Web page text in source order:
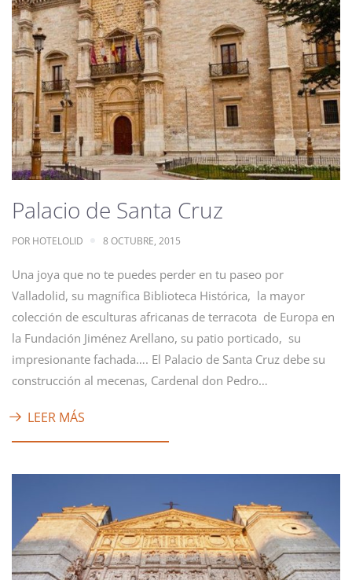
Palacio de Santa Cruz
POR HOTELOLID 8 OCTUBRE, 2015
Una joya que no te puedes perder en tu paseo por
Valladolid, su magnífica Biblioteca Histórica, la mayor
colección de esculturas africanas de terracota de Europa en
la Fundación Jiménez Arellano, su patio porticado, su
impresionante fachada…. El Palacio de Santa Cruz debe su
construcción al mecenas, Cardenal don Pedro…
LEER MÁS